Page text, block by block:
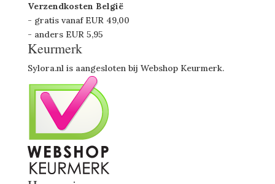
Verzendkosten België
- gratis vanaf EUR 49,00
- anders EUR 5,95
Keurmerk
Sylora.nl is aangesloten bij Webshop Keurmerk.